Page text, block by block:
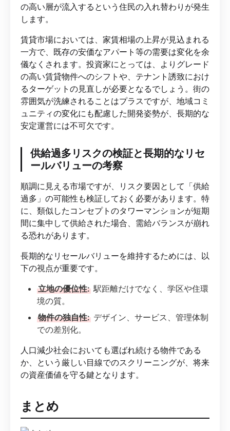
の高い層が流入するという住民の入れ替わりが発生
します。
賃貸市場においては、家賃相場の上昇が見込まれる
一方で、既存の安価なアパート等の需要は変化を余
儀なくされます。投資家にとっては、よりグレード
の高い賃貸物件へのシフトや、テナント誘致におけ
るターゲットの見直しが必要となるでしょう。街の
雰囲気が洗練されることはプラスですが、地域コミ
ュニティの変化にも配慮した開発姿勢が、長期的な
安定運営には不可欠です。
供給過多リスクの検証と長期的なリセ
ールバリューの考察
順調に見える市場ですが、リスク要因として「供給
過多」の可能性も検証しておく必要があります。特
に、類似したコンセプトのタワーマンションが短期
間に集中して供給された場合、需給バランスが崩れ
る恐れがあります。
長期的なリセールバリューを維持するためには、以
下の視点が重要です。
立地の優位性: 駅距離だけでなく、学区や住環
境の質。
物件の独自性: デザイン、サービス、管理体制
での差別化。
人口減少社会においても選ばれ続ける物件である
か、という厳しい目線でのスクリーニングが、将来
の資産価値を守る鍵となります。
まとめ